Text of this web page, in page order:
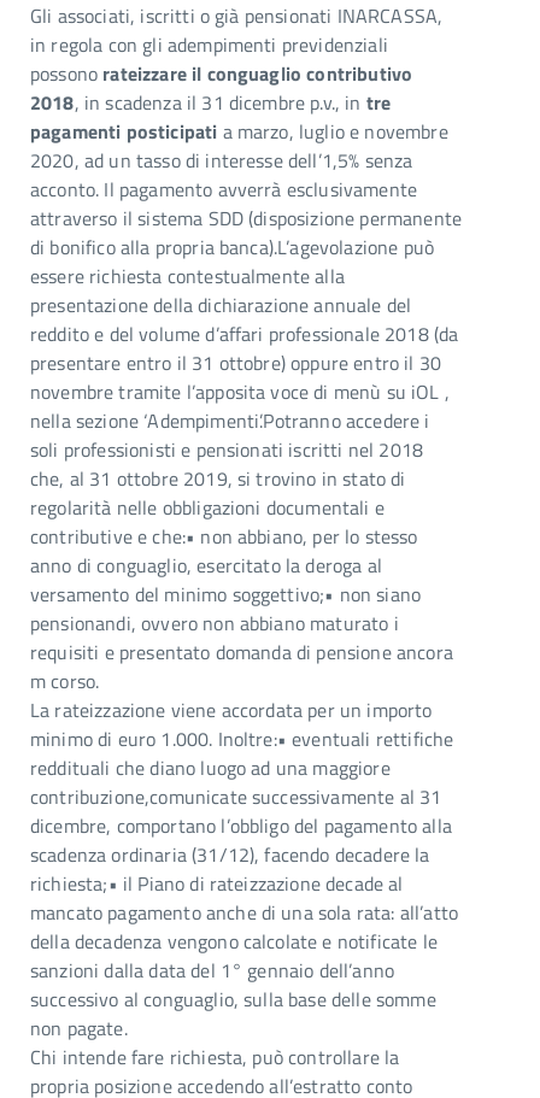
Gli associati, iscritti o già pensionati INARCASSA,
in regola con gli adempimenti previdenziali
possono rateizzare il conguaglio contributivo
2018, in scadenza il 31 dicembre p.v., in tre
pagamenti posticipati a marzo, luglio e novembre
2020, ad un tasso di interesse dell’1,5% senza
acconto. Il pagamento avverrà esclusivamente
attraverso il sistema SDD (disposizione permanente
di bonifico alla propria banca).L’agevolazione può
essere richiesta contestualmente alla
presentazione della dichiarazione annuale del
reddito e del volume d’affari professionale 2018 (da
presentare entro il 31 ottobre) oppure entro il 30
novembre tramite l’apposita voce di menù su iOL ,
nella sezione ‘Adempimenti’.Potranno accedere i
soli professionisti e pensionati iscritti nel 2018
che, al 31 ottobre 2019, si trovino in stato di
regolarità nelle obbligazioni documentali e
contributive e che:• non abbiano, per lo stesso
anno di conguaglio, esercitato la deroga al
versamento del minimo soggettivo;• non siano
pensionandi, ovvero non abbiano maturato i
requisiti e presentato domanda di pensione ancora
m corso.
La rateizzazione viene accordata per un importo
minimo di euro 1.000. Inoltre:• eventuali rettifiche
reddituali che diano luogo ad una maggiore
contribuzione,comunicate successivamente al 31
dicembre, comportano l’obbligo del pagamento alla
scadenza ordinaria (31/12), facendo decadere la
richiesta;• il Piano di rateizzazione decade al
mancato pagamento anche di una sola rata: all’atto
della decadenza vengono calcolate e notificate le
sanzioni dalla data del 1° gennaio dell’anno
successivo al conguaglio, sulla base delle somme
non pagate.
Chi intende fare richiesta, può controllare la
propria posizione accedendo all’estratto conto